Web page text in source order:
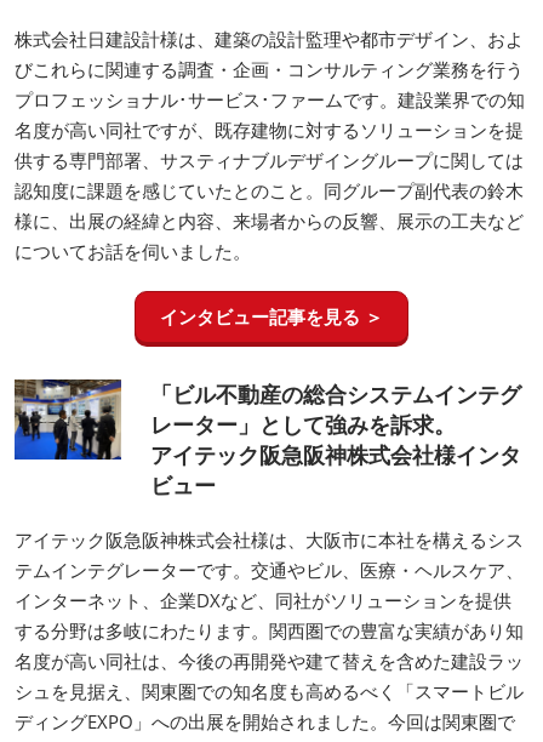
株式会社日建設計様は、建築の設計監理や都市デザイン、およ
びこれらに関連する調査・企画・コンサルティング業務を行う
プロフェッショナル･サービス･ファームです。建設業界での知
名度が高い同社ですが、既存建物に対するソリューションを提
供する専門部署、サスティナブルデザイングループに関しては
認知度に課題を感じていたとのこと。同グループ副代表の鈴木
様に、出展の経緯と内容、来場者からの反響、展示の工夫など
についてお話を伺いました。
インタビュー記事を見る ＞
「ビル不動産の総合システムインテグ
レーター」として強みを訴求。
アイテック阪急阪神株式会社様インタ
ビュー
アイテック阪急阪神株式会社様は、大阪市に本社を構えるシス
テムインテグレーターです。交通やビル、医療・ヘルスケア、
インターネット、企業DXなど、同社がソリューションを提供
する分野は多岐にわたります。関西圏での豊富な実績があり知
名度が高い同社は、今後の再開発や建て替えを含めた建設ラッ
シュを見据え、関東圏での知名度も高めるべく「スマートビル
ディングEXPO」への出展を開始されました。今回は関東圏で